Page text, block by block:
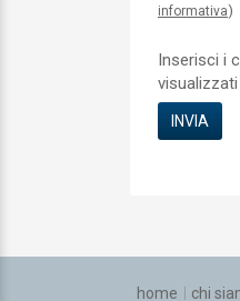
informativa)
Inserisci i
visualizzati
home chi